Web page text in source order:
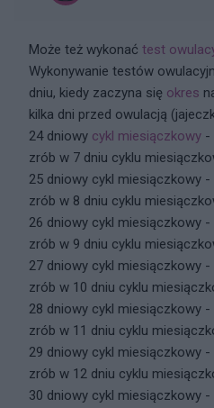
Może też wykonać test
Wykonywanie testów
dniu, kiedy zaczyna się okres
kilka dni przed owulacją
24 dniowy cykl miesiączkowy -
zrób w 7 dniu cyklu
25 dniowy cykl miesiączkowy
zrób w 8 dniu cyklu
26 dniowy cykl miesiączkowy
zrób w 9 dniu cyklu
27 dniowy cykl miesiączkowy
zrób w 10 dniu cyklu
28 dniowy cykl miesiączkowy
zrób w 11 dniu cyklu
29 dniowy cykl miesiączkowy
zrób w 12 dniu cyklu
30 dniowy cykl miesiączkowy